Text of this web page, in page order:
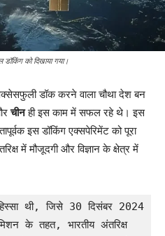
डॉकिंग को दिखाया गया।
डॉक करने वाला चौथा देश बन
चीनही इस काम में सफल रहे थे। इस
इस डॉकिंग एक्सपेरिमेंट को पूरा
में मौजूदगी और विज्ञान के क्षेत्र में
थी, जिसे 30 दिसंबर 2024
के तहत, भारतीय अंतरिक्ष